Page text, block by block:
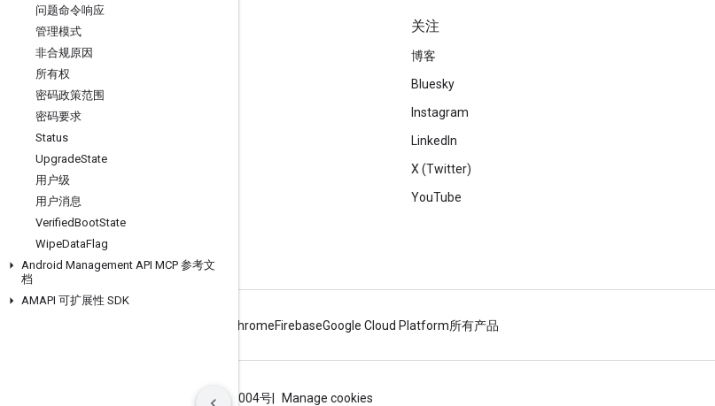
问题命令响应
管理模式
非合规原因
所有权
密码政策范围
密码要求
Status
UpgradeState
用户级
用户消息
VerifiedBootState
WipeDataFlag
Android Management API MCP 参考文
档
AMAPI 可扩展性 SDK
互动
Google Developer Program
Google Developer Groups
Google Developer Experts
Accelerators
Google Cloud & NVIDIA
关注
博客
Bluesky
Instagram
LinkedIn
X (Twitter)
YouTube
ChromeFirebaseGoogle Cloud Platform所有产品
ICP证合字B2-20070004号 Manage cookies